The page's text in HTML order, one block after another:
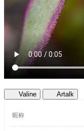
Valine Artalk